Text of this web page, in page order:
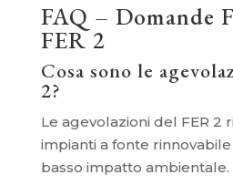
FAQ – Domande
FER 2
Cosa sono le
2?
Le agevolazioni del FER 2
impianti a fonte rinnovabile
basso impatto ambientale.